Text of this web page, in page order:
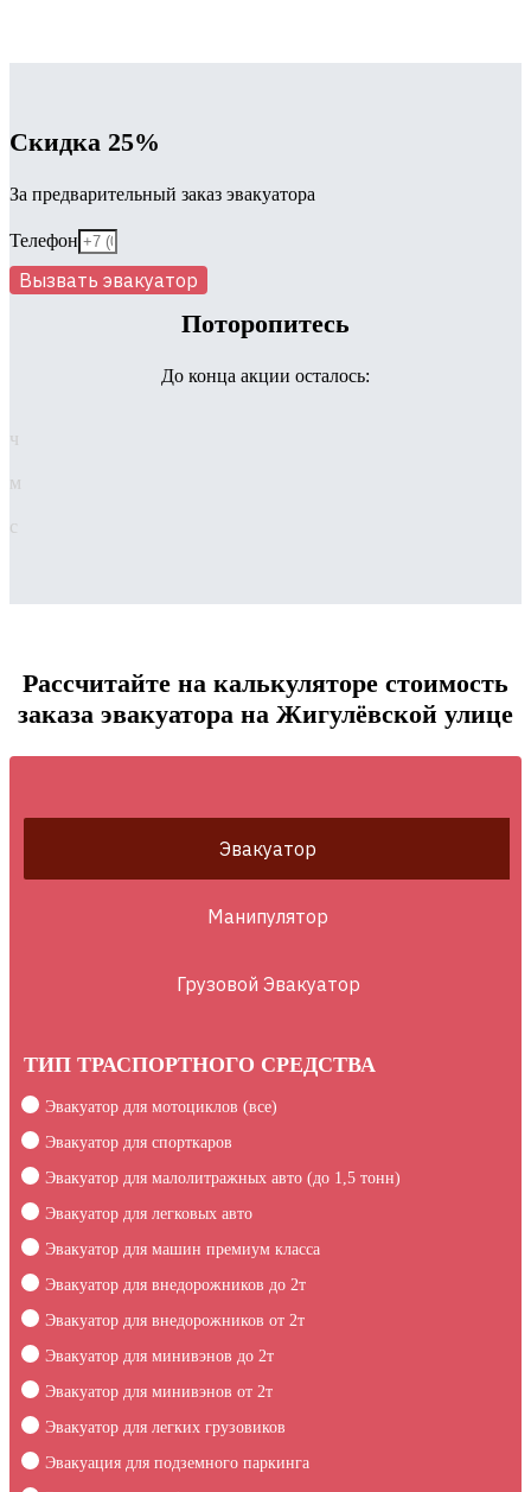
Скидка 25%
За предварительный заказ эвакуатора
Телефон
Вызвать эвакуатор
Поторопитесь
До конца акции осталось:
ч
м
с
Рассчитайте на калькуляторе стоимость
заказа эвакуатора на Жигулёвской улице
Эвакуатор
Манипулятор
Грузовой Эвакуатор
ТИП ТРАСПОРТНОГО СРЕДСТВА
Эвакуатор для мотоциклов (все)
Эвакуатор для спорткаров
Эвакуатор для малолитражных авто (до 1,5 тонн)
Эвакуатор для легковых авто
Эвакуатор для машин премиум класса
Эвакуатор для внедорожников до 2т
Эвакуатор для внедорожников от 2т
Эвакуатор для минивэнов до 2т
Эвакуатор для минивэнов от 2т
Эвакуатор для легких грузовиков
Эвакуация для подземного паркинга